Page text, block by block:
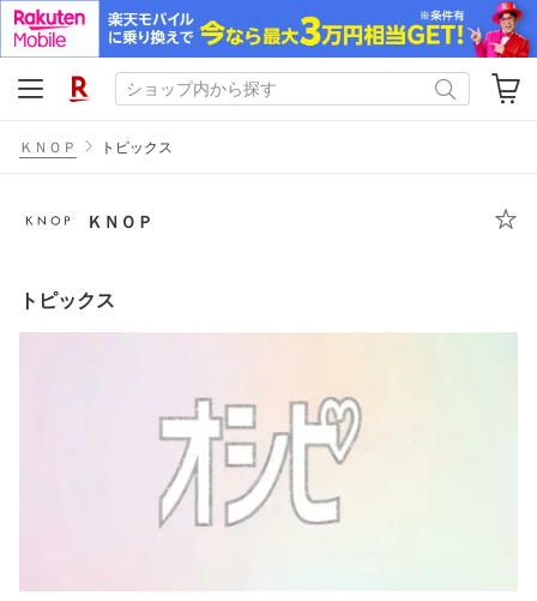
ＫＮＯＰ トピックス
ＫＮＯＰ
トピックス